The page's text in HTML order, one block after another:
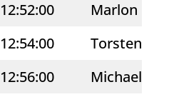
12:52:00
Marlon
12:54:00
Torsten
12:56:00
Michael